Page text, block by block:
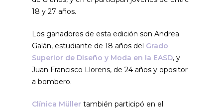
18 y 27 años.
Los ganadores de esta edición son Andrea
Galán, estudiante de 18 años del Grado
Superior de Diseño y Moda en la EASD, y
Juan Francisco Llorens, de 24 años y opositor
a bombero.
Clínica Müller también participó en el